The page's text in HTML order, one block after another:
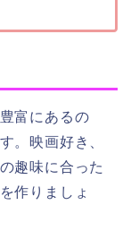
富にあるの
。映画好き、
趣味に合った
作りましょ